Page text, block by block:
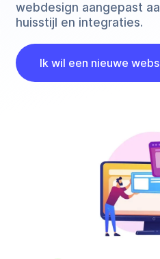
webdesign aangepast
huisstijl en integraties.
Ik wil een nieuwe